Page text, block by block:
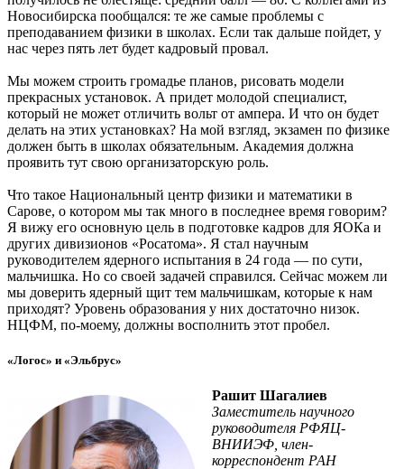
Новосибирска пообщался: те же самые проблемы с
преподаванием физики в школах. Если так дальше пойдет, у
нас через пять лет будет кадровый провал.
Мы можем строить громадье планов, рисовать модели
прекрасных установок. А придет молодой специалист,
который не может отличить вольт от ампера. И что он будет
делать на этих установках? На мой взгляд, экзамен по физике
должен быть в школах обязательным. Академия должна
проявить тут свою организаторскую роль.
Что такое Национальный центр физики и математики в
Сарове, о котором мы так много в последнее время говорим?
Я вижу его основную цель в подготовке кадров для ЯОКа и
других дивизионов «Росатома». Я стал научным
руководителем ядерного испытания в 24 года — по сути,
мальчишка. Но со своей задачей справился. Сейчас можем ли
мы доверить ядерный щит тем мальчишкам, которые к нам
приходят? Уровень образования у них достаточно низок.
НЦФМ, по-моему, должны восполнить этот пробел.
«Логос» и «Эльбрус»
Рашит Шагалиев
Заместитель научного
руководителя РФЯЦ-
ВНИИЭФ, член-
корреспондент РАН